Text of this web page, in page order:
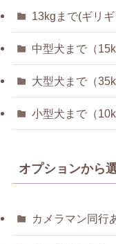
13kgまで(ギリ
中型犬まで（
大型犬まで（
小型犬まで（
オプションから
カメラマン同行